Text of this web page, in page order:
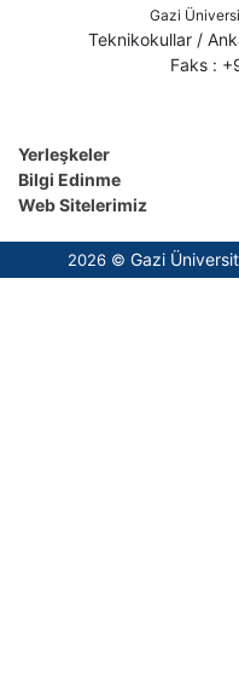
Gazi
Teknikokullar /
Faks :
Yerleşkeler
Bilgi Edinme
Web Sitelerimiz
2026 © Gazi